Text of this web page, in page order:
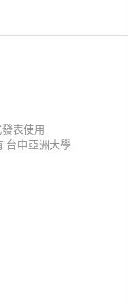
表使用
台中亞洲大學